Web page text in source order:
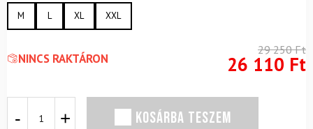
M L XL XXL
NINCS RAKTÁRON
29 250Ft
26 110 Ft
DYNAFIT
KOSÁRBA TESZEM